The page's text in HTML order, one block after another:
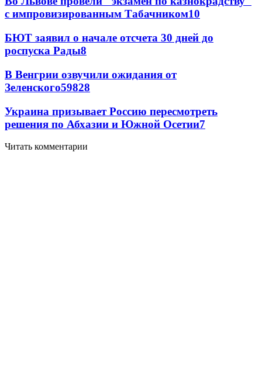
с импровизированным Табачником10
БЮТ заявил о начале отсчета 30 дней до
роспуска Рады8
В Венгрии озвучили ожидания от
Зеленского59828
Украина призывает Россию пересмотреть
решения по Абхазии и Южной Осетии7
Читать комментарии